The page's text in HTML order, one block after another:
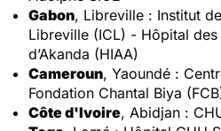
Gabon, Libreville : Institut
Libreville (ICL) - Hôpital
d’Akanda (HIAA)
Cameroun, Yaoundé :
Fondation Chantal Biya
Côte d'Ivoire, Abidjan :